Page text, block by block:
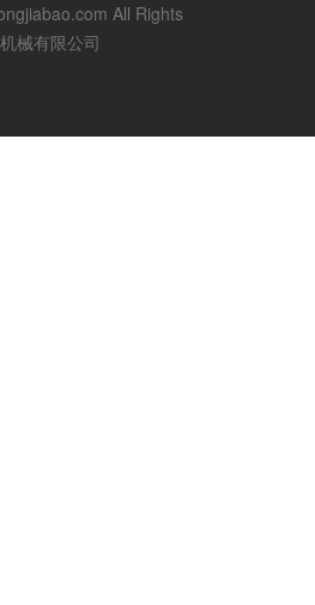
All Rights
械有限公司